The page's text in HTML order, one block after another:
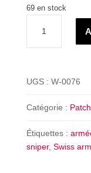
69 en stock
Patch
Switzerland
UGS : W-0076
Catégorie :
Étiquettes :
sniper, Swiss